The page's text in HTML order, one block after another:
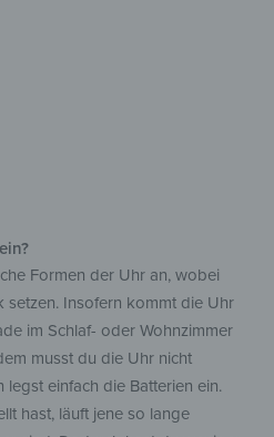
Formen der Uhr an, wobei
setzen. Insofern kommt die Uhr
im Schlaf- oder Wohnzimmer
musst du die Uhr nicht
einfach die Batterien ein.
hast, läuft jene so lange